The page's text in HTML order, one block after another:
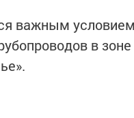
важным
в зоне